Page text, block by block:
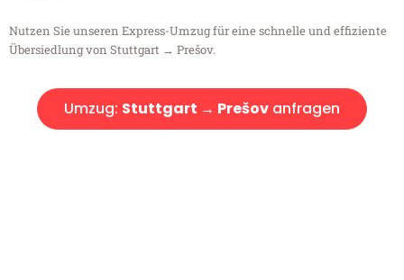
Nutzen Sie unseren Express-Umzug für eine schnelle und effiziente
Übersiedlung von Stuttgart → Prešov.
Umzug: Stuttgart → Prešov anfragen